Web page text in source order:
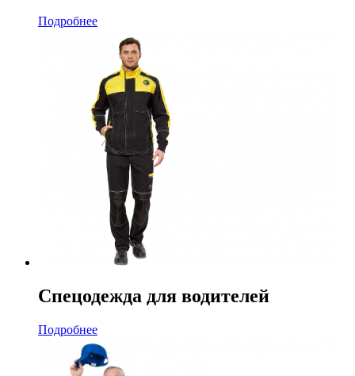
Подробнее
Спецодежда для водителей
Подробнее